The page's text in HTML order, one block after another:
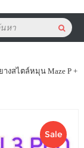
งสไตล์หมุน Maze P +
Sale